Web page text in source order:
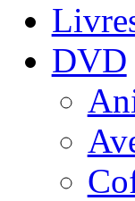
DVD